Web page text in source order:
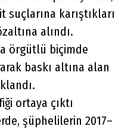
karıştıkları
alındı.
örgütlü biçimde
baskı altına alan
ortaya çıktı
şüphelilerin 2017–